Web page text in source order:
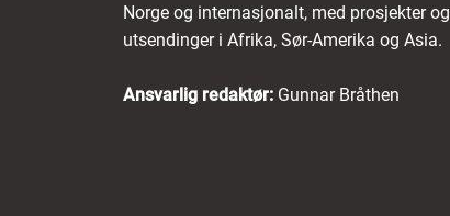
Norge og internasjonalt, med prosjekter og
utsendinger i Afrika, Sør-Amerika og Asia.
Ansvarlig redaktør: Gunnar Bråthen